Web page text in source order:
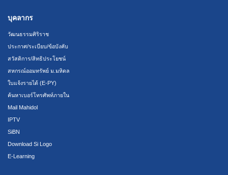
บุคลากร
วัฒนธรรมศิริราช
ประกาศ/ระเบียบ/ข้อบังคับ
สวัสดิการ/สิทธิประโยชน์
สหกรณ์ออมทรัพย์ ม.มหิดล
ใบแจ้งรายได้ (E-PY)
ค้นหาเบอร์โทรศัพท์ภายใน
Mail Mahidol
IPTV
SiBN
Download Si Logo
E-Learning